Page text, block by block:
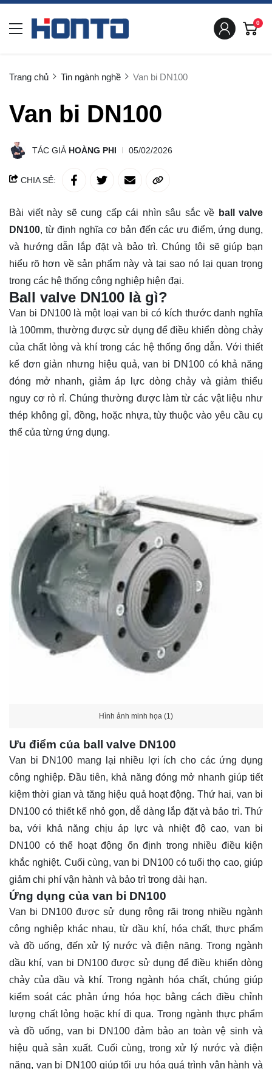
0
Trang chủ Tin ngành nghề Van bi DN100
Van bi DN100
TÁC GIẢ HOÀNG PHI 05/02/2026
CHIA SẺ:
Bài viết này sẽ cung cấp cái nhìn sâu sắc về ball valve
DN100, từ định nghĩa cơ bản đến các ưu điểm, ứng dụng,
và hướng dẫn lắp đặt và bảo trì. Chúng tôi sẽ giúp bạn
hiểu rõ hơn về sản phẩm này và tại sao nó lại quan trọng
trong các hệ thống công nghiệp hiện đại.
Ball valve DN100 là gì?
Van bi DN100 là một loại van bi có kích thước danh nghĩa
là 100mm, thường được sử dụng để điều khiển dòng chảy
của chất lỏng và khí trong các hệ thống ống dẫn. Với thiết
kế đơn giản nhưng hiệu quả, van bi DN100 có khả năng
đóng mở nhanh, giảm áp lực dòng chảy và giảm thiểu
nguy cơ rò rỉ. Chúng thường được làm từ các vật liệu như
thép không gỉ, đồng, hoặc nhựa, tùy thuộc vào yêu cầu cụ
thể của từng ứng dụng.
Hình ảnh minh họa (1)
Ưu điểm của ball valve DN100
Van bi DN100 mang lại nhiều lợi ích cho các ứng dụng
công nghiệp. Đầu tiên, khả năng đóng mở nhanh giúp tiết
kiệm thời gian và tăng hiệu quả hoạt động. Thứ hai, van bi
DN100 có thiết kế nhỏ gọn, dễ dàng lắp đặt và bảo trì. Thứ
ba, với khả năng chịu áp lực và nhiệt độ cao, van bi
DN100 có thể hoạt động ổn định trong nhiều điều kiện
khắc nghiệt. Cuối cùng, van bi DN100 có tuổi thọ cao, giúp
giảm chi phí vận hành và bảo trì trong dài hạn.
Ứng dụng của van bi DN100
Van bi DN100 được sử dụng rộng rãi trong nhiều ngành
công nghiệp khác nhau, từ dầu khí, hóa chất, thực phẩm
và đồ uống, đến xử lý nước và điện năng. Trong ngành
dầu khí, van bi DN100 được sử dụng để điều khiển dòng
chảy của dầu và khí. Trong ngành hóa chất, chúng giúp
kiểm soát các phản ứng hóa học bằng cách điều chỉnh
lượng chất lỏng hoặc khí đi qua. Trong ngành thực phẩm
và đồ uống, van bi DN100 đảm bảo an toàn vệ sinh và
hiệu quả sản xuất. Cuối cùng, trong xử lý nước và điện
năng, van bi DN100 giúp tối ưu hóa quá trình vận hành và